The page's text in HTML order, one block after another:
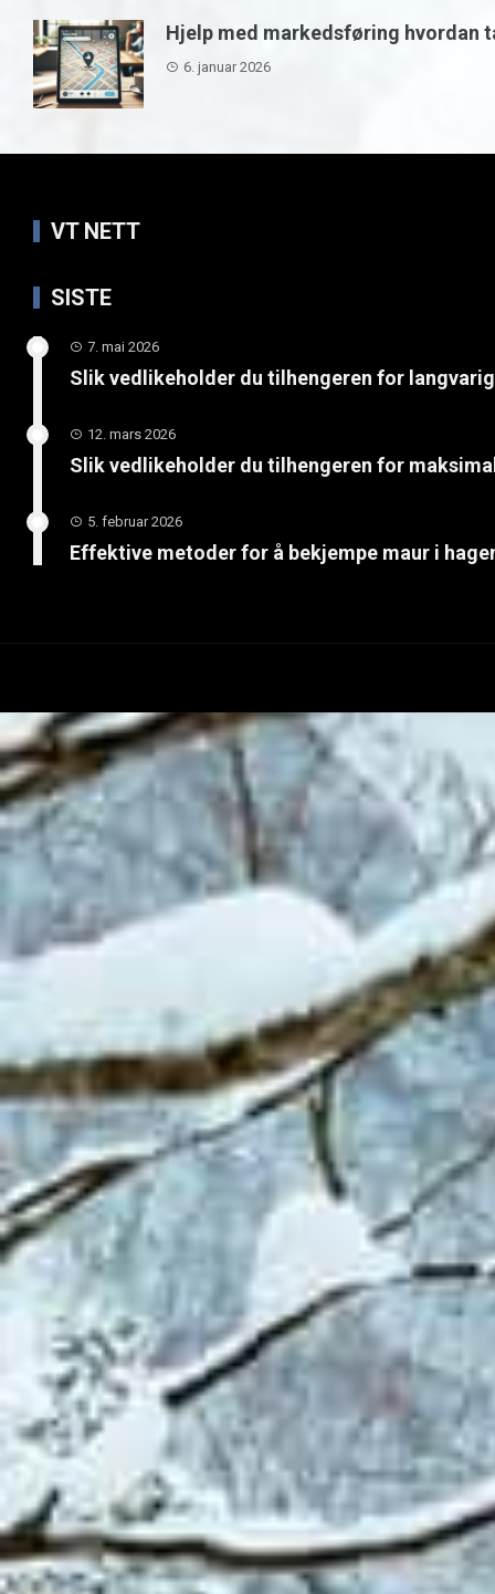
Hjelp med markedsføring hvordan
6. januar 2026
VT NETT
SISTE
7. mai 2026
Slik vedlikeholder du tilhengeren for
12. mars 2026
Slik vedlikeholder du tilhengeren for
5. februar 2026
Effektive metoder for å bekjempe maur i